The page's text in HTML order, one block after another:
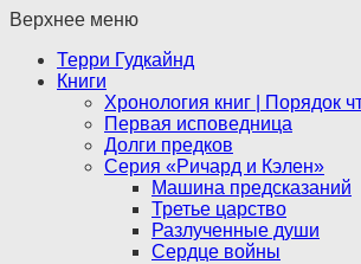
Верхнее меню
Терри Гудкайнд
Книги
Хронология книг | Порядок
Первая исповедница
Долги предков
Серия «Ричард и Кэлен»
Машина предсказаний
Третье царство
Разлученные души
Сердце войны